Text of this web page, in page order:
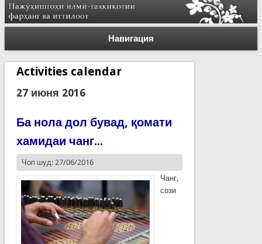
Навигация
Activities calendar
27 июня 2016
Ба нола дол бувад, қомати
хамидаи чанг...
Чоп шуд: 27/06/2016
Чанг,
сози